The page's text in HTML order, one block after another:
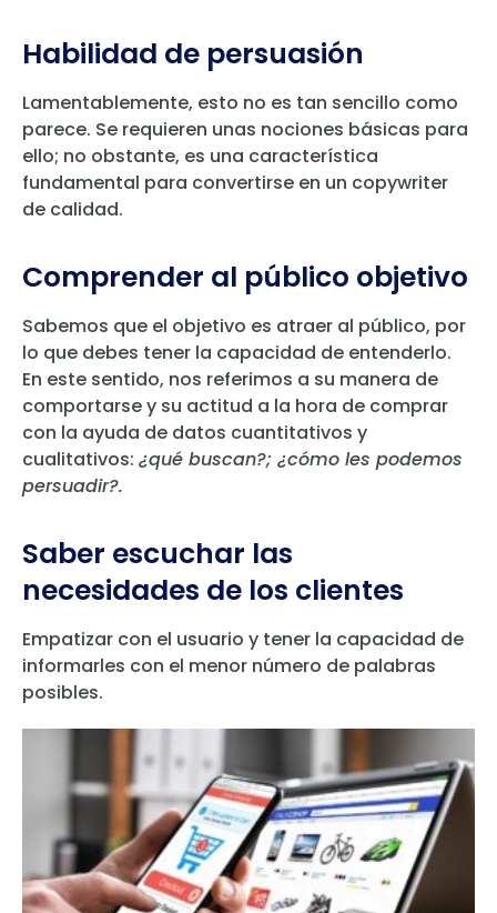
Habilidad de persuasión
Lamentablemente, esto no es tan sencillo como
parece. Se requieren unas nociones básicas para
ello; no obstante, es una característica
fundamental para convertirse en un copywriter
de calidad.
Comprender al público objetivo
Sabemos que el objetivo es atraer al público, por
lo que debes tener la capacidad de entenderlo.
En este sentido, nos referimos a su manera de
comportarse y su actitud a la hora de comprar
con la ayuda de datos cuantitativos y
cualitativos: ¿qué buscan?; ¿cómo les podemos
persuadir?.
Saber escuchar las
necesidades de los clientes
Empatizar con el usuario y tener la capacidad de
informarles con el menor número de palabras
posibles.